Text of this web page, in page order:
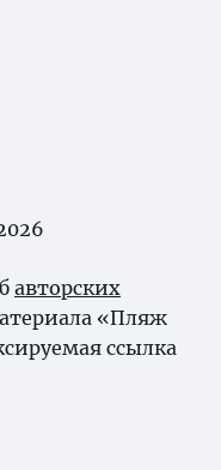
авторских
«Пляж
ссылка